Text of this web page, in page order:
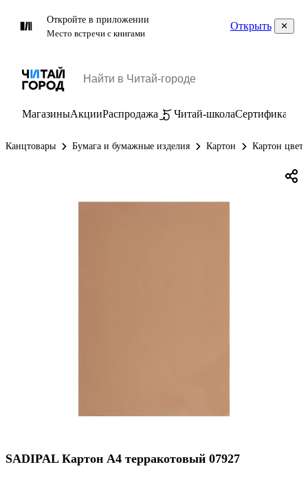
Откройте в приложении
Место встречи с книгами
Открыть
МагазиныАкцииРаспродажа Читай-школаСертификаты
Канцтовары Бумага и бумажные изделия Картон Картон
SADIPAL Картон А4 терракотовый 07927